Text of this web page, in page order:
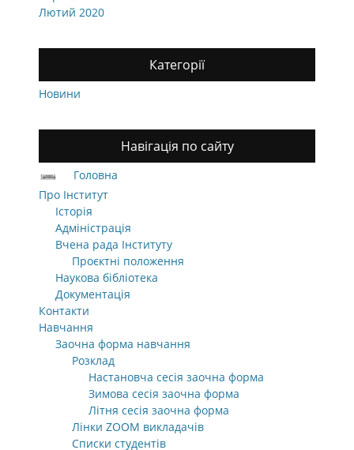
Лютий 2020
Категорії
Новини
Навігація по сайту
Головна
Про Інститут
Історія
Адміністрація
Вчена рада Інституту
Проєктні положення
Наукова бібліотека
Документація
Контакти
Навчання
Заочна форма навчання
Розклад
Настановча сесія заочна форма
Зимова сесія заочна форма
Літня сесія заочна форма
Лінки ZOOM викладачів
Списки студентів